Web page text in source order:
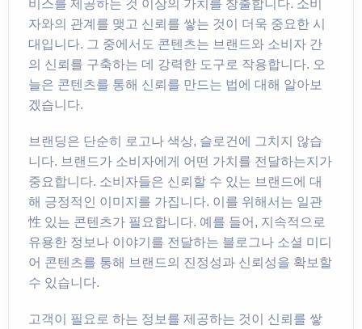
자와의 관계를 맺고 신뢰를 쌓는 것이 더욱 중요한 시
대입니다. 그 중에서도 콘텐츠는 브랜드와 소비자 간
의 신뢰를 구축하는 데 강력한 도구로 작용합니다. 오
늘은 콘텐츠를 통해 신뢰를 만드는 법에 대해 알아보
겠습니다.
브랜딩은 단순히 로고나 색상, 슬로건에 그치지 않습
니다. 브랜드가 소비자에게 어떤 가치를 전달하는지가
중요합니다. 소비자들은 신뢰할 수 있는 브랜드에 대
해 긍정적인 이미지를 가집니다. 이를 위해서는 일관
性 있는 콘텐츠가 필요합니다. 예를 들어, 지속적으로
유용한 정보나 이야기를 전달하는 블로그나 소셜 미디
어 콘텐츠를 통해 브랜드의 진정성과 신뢰성을 확보할
수 있습니다.
고객이 필요로 하는 정보를 제공하는 것이 신뢰를 쌓